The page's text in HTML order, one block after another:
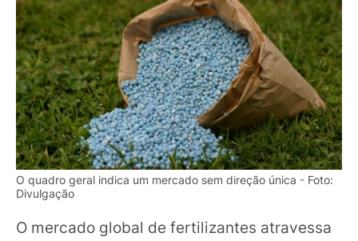
O quadro geral indica um mercado sem direção única - Foto:
Divulgação
O mercado global de fertilizantes atravessa